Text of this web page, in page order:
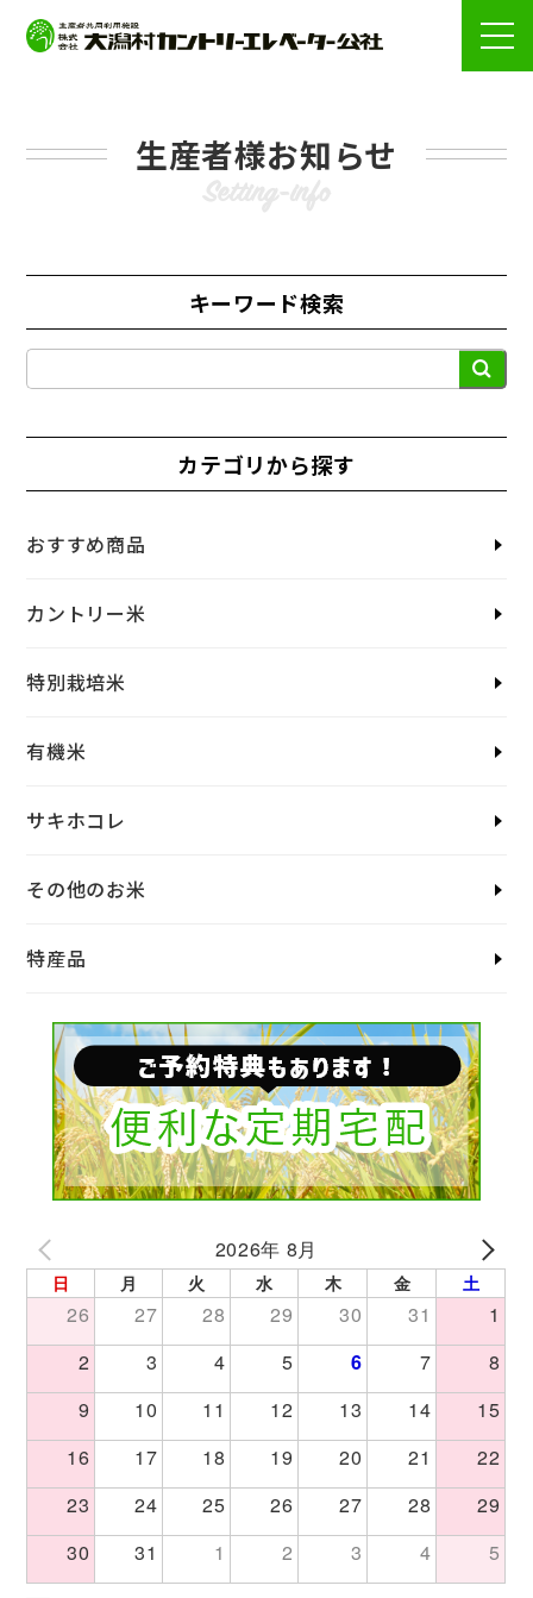
生産者様お知らせ
キーワード検索
検
索
カテゴリから探す
おすすめ商品
カントリー米
特別栽培米
有機米
サキホコレ
その他のお米
特産品
2026年 8月
日 月 火 水 木 金 土
26 27 28 29 30 31
1
2
3 4 5 6 7
8
9
10 11 12 13 14
15
16
17 18 19 20 21
22
23
24 25 26 27 28
29
30
31 1 2 3 4 5